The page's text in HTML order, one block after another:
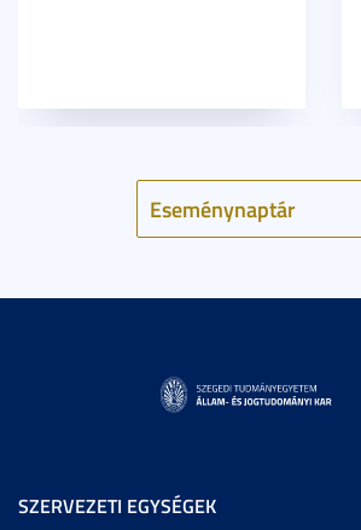
Eseménynaptár
SZERVEZETI EGYSÉGEK